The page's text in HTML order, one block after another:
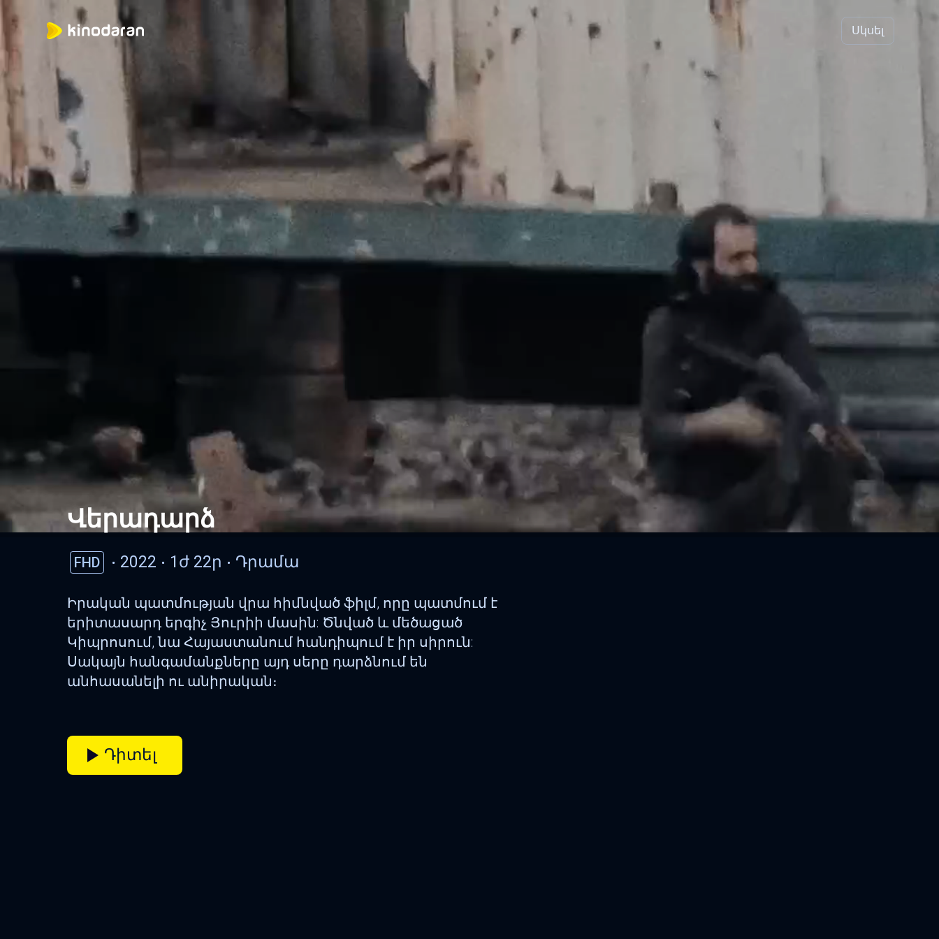
Սկսել
Վերադարձ
FHD 2022 1ժ 22ր Դրամա
Իրական պատմության վրա հիմնված ֆիլմ, որը պատմում է
երիտասարդ երգիչ Յուրիի մասին: Ծնված և մեծացած
Կիպրոսում, նա Հայաստանում հանդիպում է իր սիրուն:
Սակայն հանգամանքները այդ սերը դարձնում են
անհասանելի ու անիրական։
Դիտել